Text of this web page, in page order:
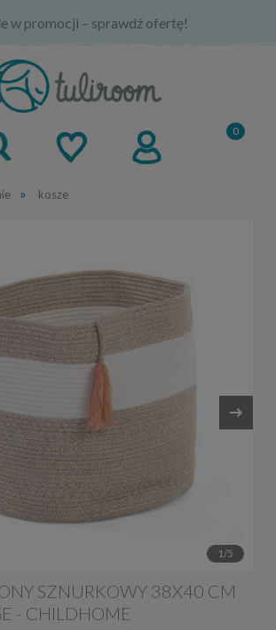
w promocji – sprawdź ofertę!
» kosze
1/5
SZNURKOWY 38X40 CM
- CHILDHOME